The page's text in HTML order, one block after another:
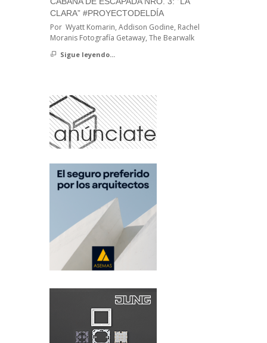
CLARA” #PROYECTODELDÍA
Por Wyatt Komarin, Addison Godine, Rachel
Moranis Fotografía Getaway, The Bearwalk
Sigue leyendo...